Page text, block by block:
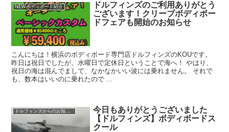
NEWボディボード紹介
ドルフィンズのご利用ありがとう
ございます！クリーブボディボー
ドフェアも開始のお知らせ
こんにちは！横浜のボディボード専門店ドルフィンズのKOUです。
昨日は祝日でしたが、水曜日で定休日ということで海へ！ やはり、
祝日の海は混んでまして、なかなかいい波には乗れません。 それで
も、数本はいいのに乗れたので ...
ドルフィンズからのお知らせ
今日もありがとうございました
【ドルフィンズ】ボディボードス
クール